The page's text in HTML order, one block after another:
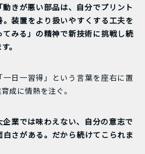
動きが悪い部品は、自分でプリント
。装置をより扱いやすくする工夫を
てみる」の精神で新技術に挑戦し続
。
一日一習得」という言葉を座右に置
成に情熱を注ぐ。
企業では味わえない、自分の意志で
白さがある。だから続けてこられま